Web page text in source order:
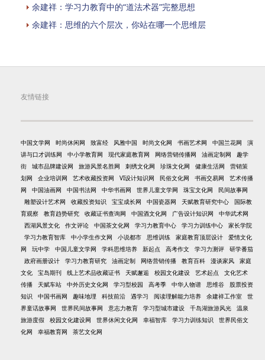
余建祥：学习力教育中的“道法术器”完整思想
余建祥：思维的六个层次，你站在哪一个思维层
友情链接
中国文学网 时尚休闲网 致富经 风雅中国 时尚文化网 书画艺术网 中国兰花网
演
讲与口才训练网
中小学教育网 现代家庭教育网 网络营销传播网 油画定制网
趣学
街
城市品牌建设网 旅游风景名胜网 刺绣文化网 珍珠文化网 健康生活网
营销策
划网
企业培训网 艺术收藏投资网 VI设计知识网 民俗文化网 书画交易网
艺术传播
网
中国油画网 中国书法网 中华书画网 世界儿童文学网 珠宝文化网
民间故事网
雕塑设计艺术网
收藏投资知识 宝宝成长网 中国瓷器网 天赋教育研究中心
国际教
育观察
教育趋势研究 收藏证书查询网 中国酒文化网 广告设计知识网
中华武术网
西湖风景文化
作文评论 中国茶文化网 学习力教育中心 学习力训练中心
家长学院
学习力教育智库
中小学生作文网 小说都市 思维训练 家庭教育顶层设计
爱情文化
网
玩中学 中国儿童文学网 学科思维培养 新起点 高考作文 学习力测评
研学番茄
政府画册设计
学习力教育研究 油画定制 网络营销传播 教育百科 漫谈家风
家庭
文化
宝岛期刊 线上艺术品收藏证书 天赋邂逅 校园文化建设 艺术起点
文化艺术
传播
天赋车站 中外历史文化网 学习型校园 高考季 中华人物谱 思维谷
股票投资
知识
中国书画网 趣味地理 科技前沿 遇学习 阅读理解能力培养 余建祥工作室
世
界童话故事网
世界民间故事网 意志力教育 学习型城市建设 千岛湖旅游风光
温泉
旅游度假
校园文化建设网 世界休闲文化网 幸福智库 学习力训练知识
世界民俗文
化网
幸福教育网 茶艺文化网